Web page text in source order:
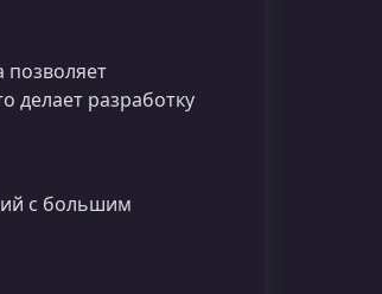
позволяет
делает разработку
с большим